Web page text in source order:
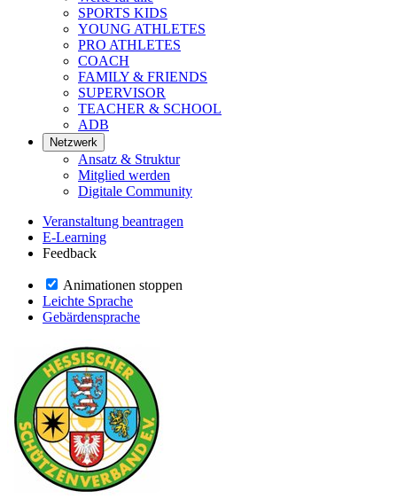
SPORTS KIDS
YOUNG ATHLETES
PRO ATHLETES
COACH
FAMILY & FRIENDS
SUPERVISOR
TEACHER & SCHOOL
ADB
Netzwerk
Ansatz & Struktur
Mitglied werden
Digitale Community
Veranstaltung beantragen
E-Learning
Feedback
Animationen stoppen
Leichte Sprache
Gebärdensprache